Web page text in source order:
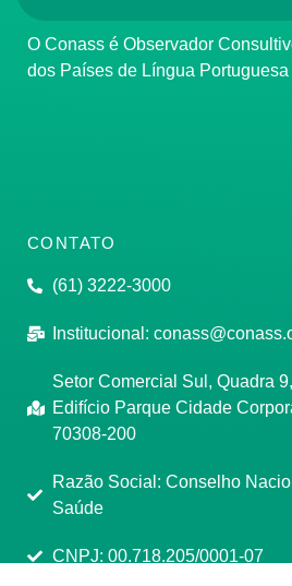
O Conass é Observador Consultivo da Comunidade
dos Países de Língua
CONTATO
(61) 3222-3000
Institucional:
Setor Comercial Sul, Quadra
Edifício Parque Cidade
70308-200
Razão Social: Conselho
Saúde
CNPJ: 00.718.205/0001-07